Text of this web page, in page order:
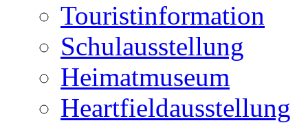
Touristinformation
Schulausstellung
Heimatmuseum
Heartfieldausstellung